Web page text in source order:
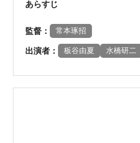
あらすじ
監督： 常本琢招
出演者： 板谷由夏 水橋研二